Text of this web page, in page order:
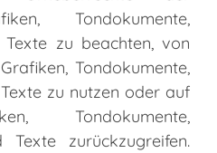
Tondokumente,
Texte zu beachten, von
Tondokumente,
zu nutzen oder auf
Tondokumente,
Texte zurückzugreifen.